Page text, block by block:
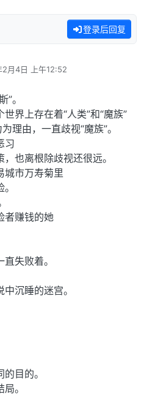
登录后回复
月4日 上午12:52
。
界上存在着“人类”和“魔族”
理由，一直歧视“魔族”。
习
也离根除歧视还很远。
城市万寿菊里
者赚钱的她
失败着。
沉睡的迷宫。
目的。
。